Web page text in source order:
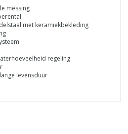
messing
met keramiekbekleding
regeling
levensduur